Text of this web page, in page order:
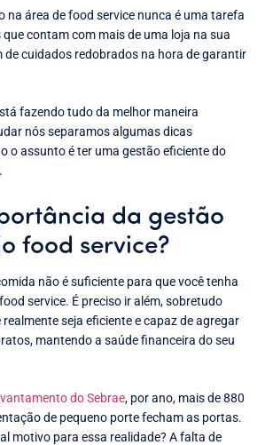
na área de food service nunca é uma tarefa
contam com mais de uma loja na sua
de cuidados redobrados na hora de garantir
fazendo tudo da melhor maneira
nós separamos algumas dicas
o assunto é ter uma gestão eficiente do
da gestão
food service?
não é suficiente para que você tenha
service. É preciso ir além, sobretudo
seja eficiente e capaz de agregar
mantendo a saúde financeira do seu
do Sebrae, por ano, mais de 880
de pequeno porte fecham as portas.
motivo para essa realidade? A falta de